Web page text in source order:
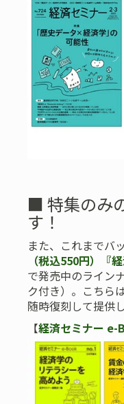
■ 特集のみ
す！
また、これまでバ
（税込550円）『
で発売中のライン
ク付き）。こちら
随時復刻して提供
【経済セミナー e-